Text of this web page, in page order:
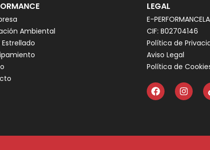
Ambiental
LEGAL
E-
CIF: B02704146
Política de
Aviso Legal
Política de